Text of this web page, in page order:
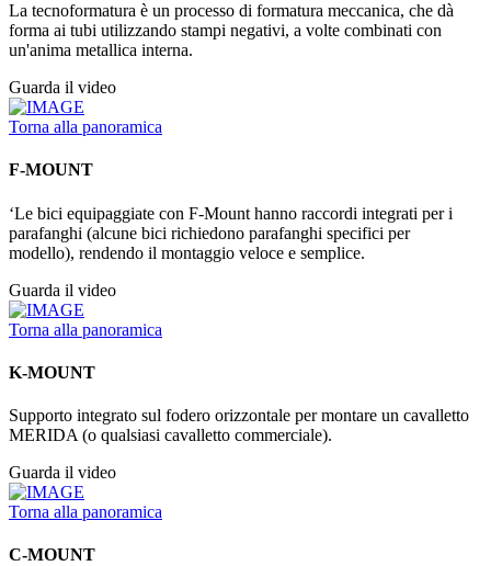
La tecnoformatura è un processo di formatura meccanica, che dà
forma ai tubi utilizzando stampi negativi, a volte combinati con
un'anima metallica interna.
Guarda il video
Torna alla panoramica
F-MOUNT
‘Le bici equipaggiate con F-Mount hanno raccordi integrati per i
parafanghi (alcune bici richiedono parafanghi specifici per
modello), rendendo il montaggio veloce e semplice.
Guarda il video
Torna alla panoramica
K-MOUNT
Supporto integrato sul fodero orizzontale per montare un cavalletto
MERIDA (o qualsiasi cavalletto commerciale).
Guarda il video
Torna alla panoramica
C-MOUNT